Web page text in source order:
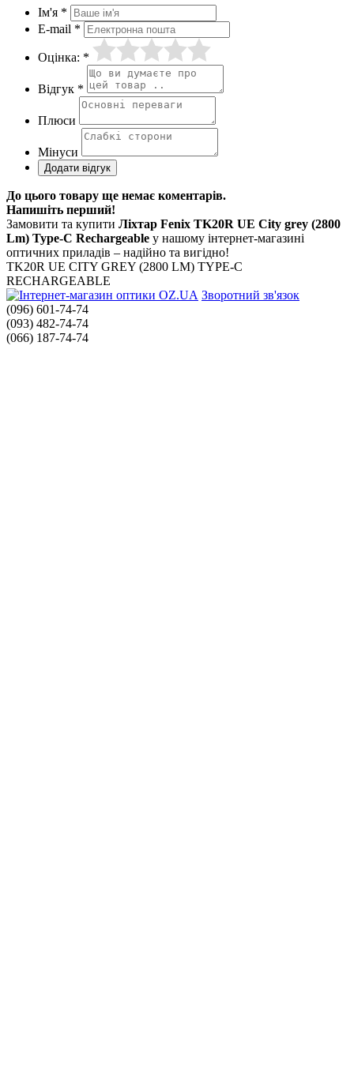
Ім'я *
E-mail *
Оцінка: *
Відгук *
Плюси
Мінуси
До цього товару ще немає коментарів.
Напишіть перший!
Замовити та купити Ліхтар Fenix TK20R UE City grey (2800
Lm) Type-C Rechargeable у нашому інтернет-магазині
оптичних приладів – надійно та вигідно!
TK20R UE CITY GREY (2800 LM) TYPE-C
RECHARGEABLE
Зворотний зв'язок
(096) 601-74-74
(093) 482-74-74
(066) 187-74-74